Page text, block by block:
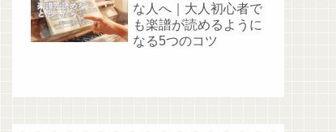
な人へ｜大人初心者で
も楽譜が読めるように
なる5つのコツ